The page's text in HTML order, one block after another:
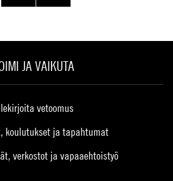
JA VAIKUTA
vetoomus
koulutukset ja tapahtumat
verkostot ja vapaaehtoistyö